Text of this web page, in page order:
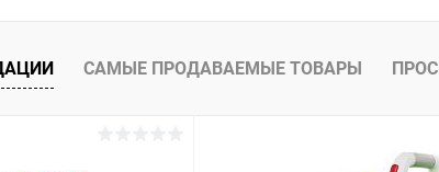
Сравнение
Недоступно
САМЫЕ ПРОДАВАЕМЫЕ ТОВАРЫ